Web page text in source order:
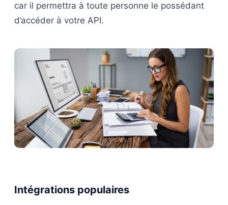
car il permettra à toute personne le possédant
d’accéder à votre API.
Intégrations populaires